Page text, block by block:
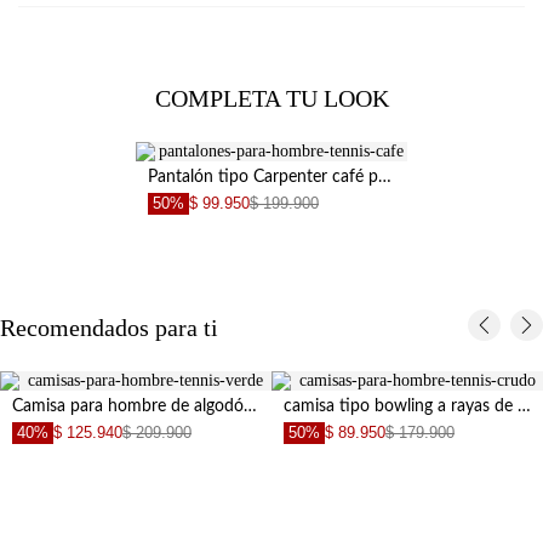
COMPLETA TU LOOK
Pantalón tipo Carpenter café para hombre
50% $ 99.950$ 199.900
Recomendados para ti
Camisa para hombre de algodón verde oliva regular fit con bolsillo de parche
40% $ 125.940$ 209.900
camisa tipo bowling a rayas de acabado suave para hombre con acabado suave
50% $ 89.950$ 179.900